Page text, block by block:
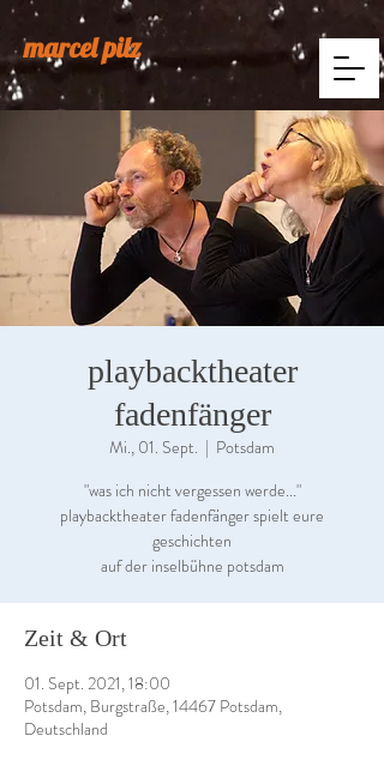
marcel pilz
playbacktheater
fadenfänger
Mi., 01. Sept.
  |
Potsdam
"was ich nicht vergessen werde..."
playbacktheater fadenfänger spielt eure
geschichten
auf der inselbühne potsdam
Zeit & Ort
01. Sept. 2021, 18:00
Potsdam, Burgstraße, 14467 Potsdam,
Deutschland